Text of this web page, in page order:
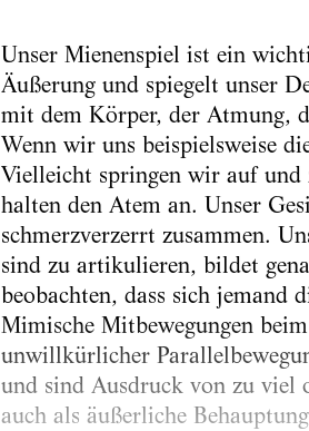
Unser Mienenspiel ist ein
Äußerung und spiegelt unser
mit dem Körper, der Atmung,
Wenn wir uns beispielsweise
Vielleicht springen wir auf
halten den Atem an. Unser
schmerzverzerrt zusammen.
sind zu artikulieren, bildet
beobachten, dass sich jemand
Mimische Mitbewegungen
unwillkürlicher
und sind Ausdruck von zu viel
auch als äußerliche